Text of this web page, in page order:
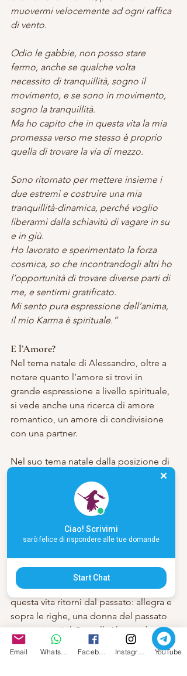
muovermi velocemente ad ogni raffica
di vento.
Odio le gabbie, non posso stare
fermo, anche se qualche volta
necessito di tranquillità, sogno il
movimento, e se sono in movimento,
sogno la tranquillità.
Ma ho capito che in questa vita la mia
promessa verso me stesso è proprio
quella di trovare la via di mezzo.
Sono ritornato per mettere insieme i
due estremi e costruire una mia
tranquillità-dinamica, perché voglio
liberarmi dalla schiavitù di vagare in su
e in giù.
Ho lavorato e sperimentato la forza
cosmica, so che incontrandogli altri ho
l’opportunità di trovare diverse parti di
me, e sentirmi gratificato.
Mi sento pura espressione dell’anima,
il mio Karma è spirituale.”
E l’Amore?
Nel tema natale di Alessandro, oltre a
notare quanto l’amore si trovi in
grande espressione a livello spirituale,
si vede anche una ricerca di amore
romantico, un amore di condivisione
con una partner.
Nel suo tema natale dalla posizione di
sud, indica che nella sua vita passata ha
incontrato un amore profondo e
Poi abbiamo una relazione tra terza e
dodicesima casa.
Quindi è molto facile che l’incontro in
questa vita ritorni dal passato: allegra e
sopra le righe, una donna del passato
riconquisterà il Gemelli Alessandro,
facendogli girare letteralmente la testa.
Email YouTube
Ciao! Scrivimi
sarò felice di rispondere alle tue domande
Start Chat